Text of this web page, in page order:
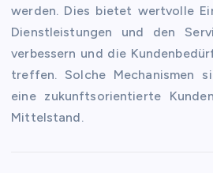
werden. Dies bietet wertvolle
Dienstleistungen und den
verbessern und die
treffen. Solche Mechanismen
eine zukunftsorientierte
Mittelstand.